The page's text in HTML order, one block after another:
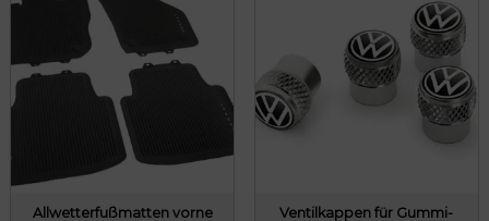
Allwetterfußmatten vorne
Ventilkappen für Gummi-